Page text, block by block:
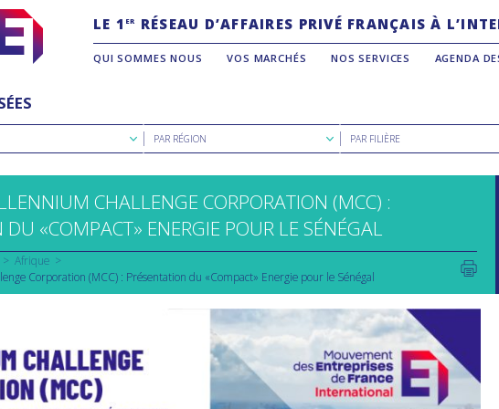
LE 1 ER RÉSEAU D’AFFAIRES PRIVÉ FRANÇAIS À
QUI SOMMES NOUS VOS MARCHÉS NOS SERVICES AGENDA
Rechercher
parPAR RÉGION
Rechercher
parPAR FILIÈRE
CHALLENGE CORPORATION (MCC) :
DU «COMPACT» ENERGIE POUR LE SÉNÉGAL
Afrique
Corporation (MCC) : Présentation du «Compact» Energie pour le Sénégal